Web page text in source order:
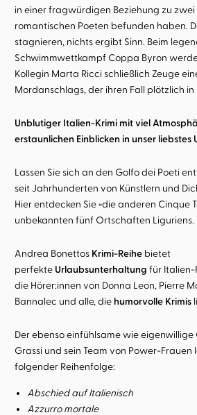
in einer fragwürdigen Beziehung zu zwei
romantischen Poeten befunden haben.
stagnieren, nichts ergibt Sinn. Beim
Schwimmwettkampf Coppa Byron
Kollegin Marta Ricci schließlich Zeuge
Mordanschlags, der ihren Fall plötzlich in
Unblutiger Italien-Krimi mit viel
erstaunlichen Einblicken in unser liebstes
Lassen Sie sich an den Golfo dei Poeti
seit Jahrhunderten von Künstlern und
Hier entdecken Sie »die anderen Cinque
unbekannten fünf Ortschaften Liguriens.
Andrea Bonettos Krimi-Reihebietet
perfekte Urlaubsunterhaltung für Italien-
die Hörer:innen von Donna Leon, Pierre
Bannalec und alle, die humorvolle Krimis
Der ebenso einfühlsame wie eigenwillige
Grassi und sein Team von Power-Frauen
folgender Reihenfolge:
Abschied auf Italienisch
Azzurro mortale